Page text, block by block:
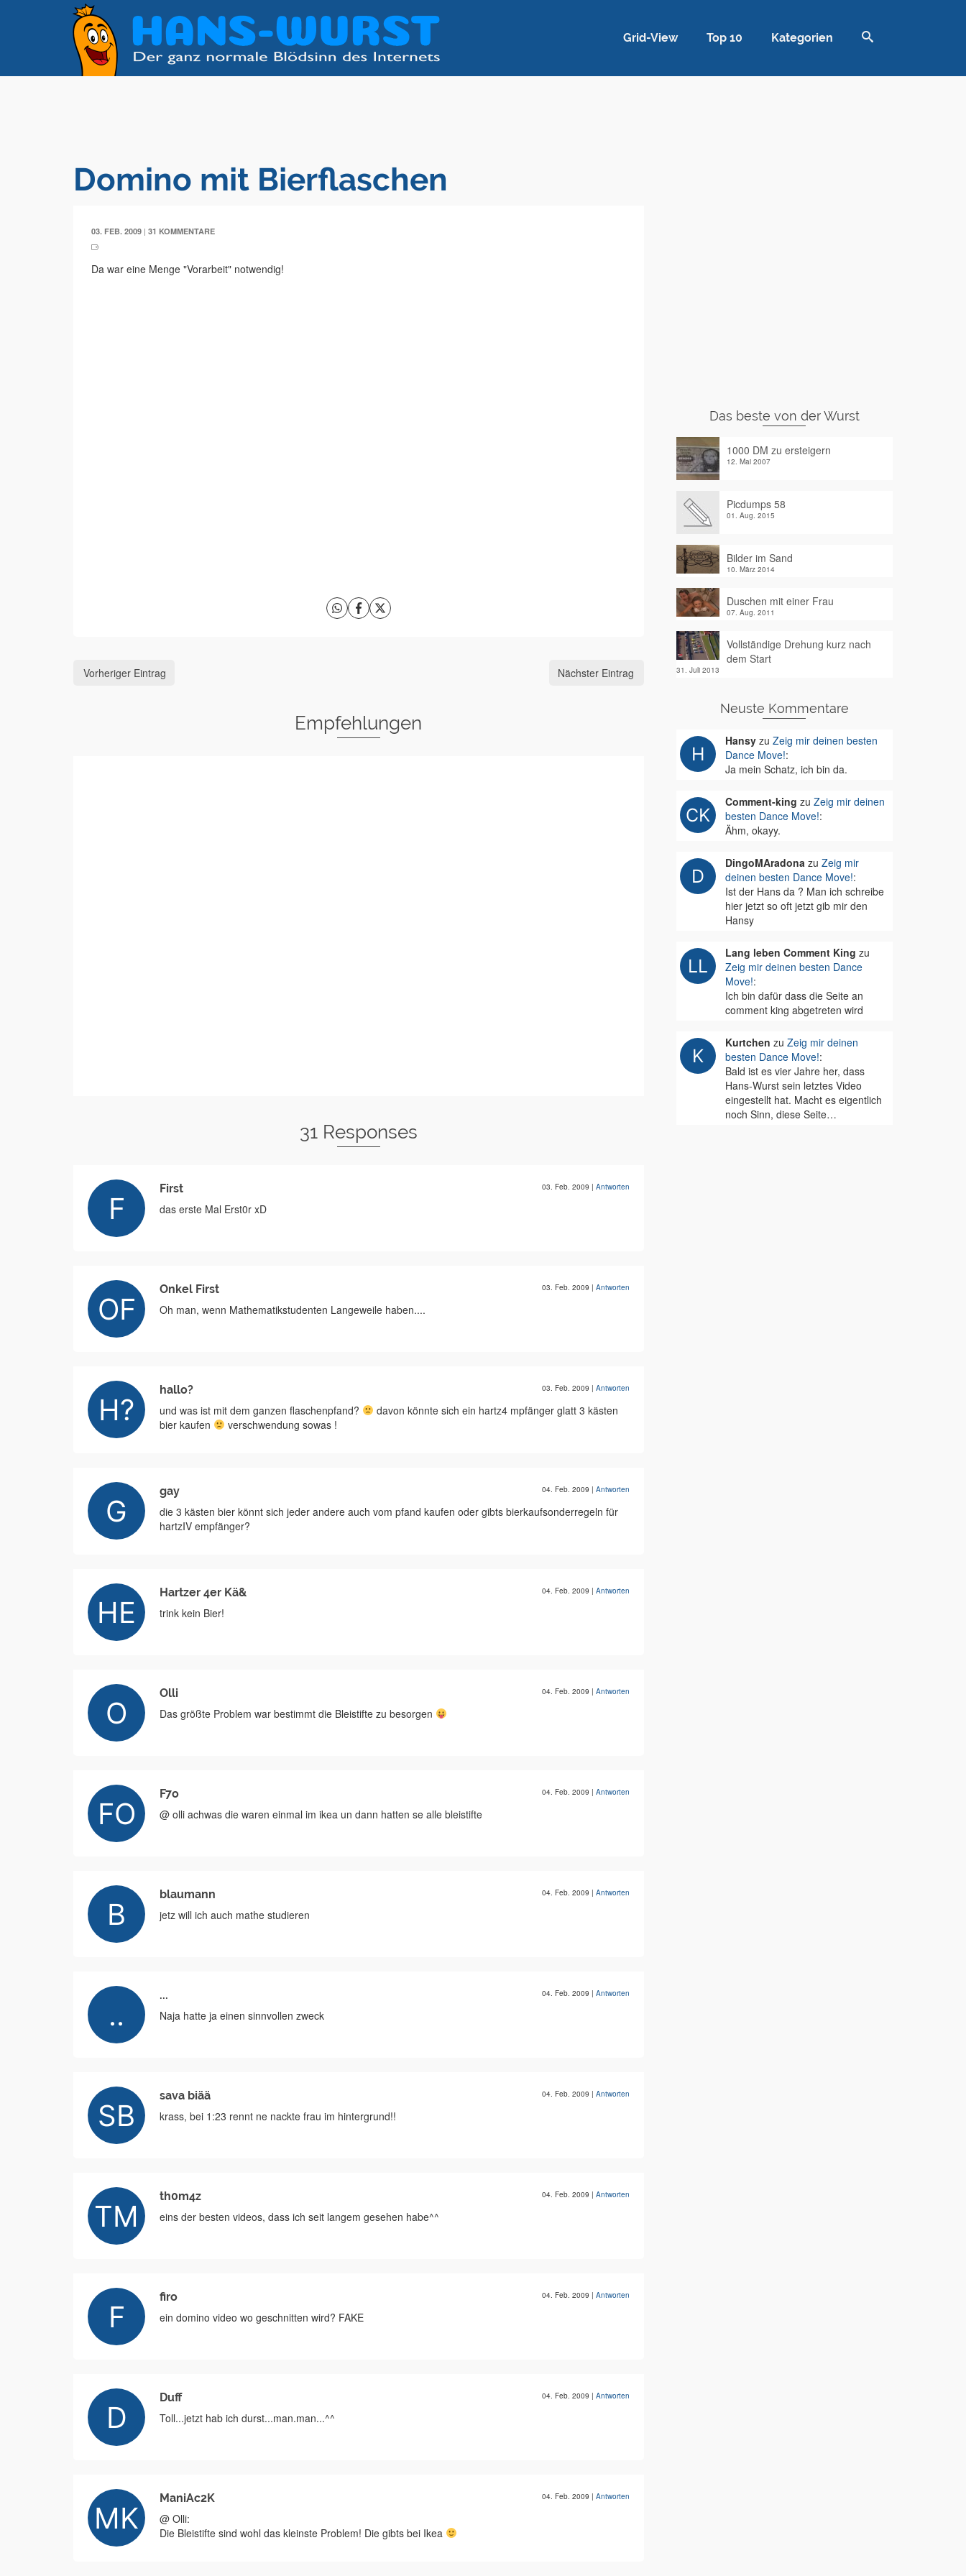
Grid-View Top 10 Kategorien
Domino mit Bierflaschen
03. FEB. 2009 | 31 KOMMENTARE
Da war eine Menge "Vorarbeit" notwendig!
Vorheriger Eintrag Nächster Eintrag
Empfehlungen
31 Responses
First 03. Feb. 2009 | Antworten
das erste Mal Erst0r xD
Onkel First 03. Feb. 2009 | Antworten
Oh man, wenn Mathematikstudenten Langeweile haben....
hallo? 03. Feb. 2009 | Antworten
und was ist mit dem ganzen flaschenpfand?
davon könnte sich ein hartz4 mpfänger glatt 3 kästen
bier kaufen
verschwendung sowas !
gay 04. Feb. 2009 | Antworten
die 3 kästen bier könnt sich jeder andere auch vom pfand kaufen oder gibts bierkaufsonderregeln für
hartzIV empfänger?
Hartzer 4er Kä& 04. Feb. 2009 | Antworten
trink kein Bier!
Olli 04. Feb. 2009 | Antworten
Das größte Problem war bestimmt die Bleistifte zu besorgen
F7o 04. Feb. 2009 | Antworten
@ olli achwas die waren einmal im ikea un dann hatten se alle bleistifte
blaumann 04. Feb. 2009 | Antworten
jetz will ich auch mathe studieren
... 04. Feb. 2009 | Antworten
Naja hatte ja einen sinnvollen zweck
sava biää 04. Feb. 2009 | Antworten
krass, bei 1:23 rennt ne nackte frau im hintergrund!!
th0m4z 04. Feb. 2009 | Antworten
eins der besten videos, dass ich seit langem gesehen habe^^
firo 04. Feb. 2009 | Antworten
ein domino video wo geschnitten wird? FAKE
Duff 04. Feb. 2009 | Antworten
Toll...jetzt hab ich durst...man.man...^^
ManiAc2K 04. Feb. 2009 | Antworten
@ Olli:
Die Bleistifte sind wohl das kleinste Problem! Die gibts bei Ikea
Das beste von der Wurst
1000 DM zu ersteigern
12. Mai 2007
Picdumps 58
01. Aug. 2015
Bilder im Sand
10. März 2014
Duschen mit einer Frau
07. Aug. 2011
Vollständige Drehung kurz nach
dem Start
31. Juli 2013
Neuste Kommentare
Hansyzu Zeig mir deinen besten
Dance Move!:
Ja mein Schatz, ich bin da.
Comment-king zu Zeig mir deinen
besten Dance Move!:
Ähm, okayy.
DingoMAradonazu Zeig mir
deinen besten Dance Move!:
Ist der Hans da ? Man ich schreibe
hier jetzt so oft jetzt gib mir den
Hansy
Lang leben Comment King zu
Zeig mir deinen besten Dance
Move!:
Ich bin dafür dass die Seite an
comment king abgetreten wird
Kurtchen zu Zeig mir deinen
besten Dance Move!:
Bald ist es vier Jahre her, dass
Hans-Wurst sein letztes Video
eingestellt hat. Macht es eigentlich
noch Sinn, diese Seite…